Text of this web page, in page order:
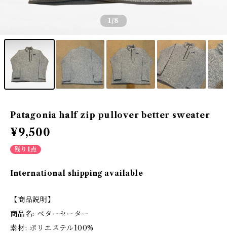
1 /8
Patagonia half zip pullover better sweater
¥9,500
残り1点
International shipping available
【商品説明】
商品名: ベターセーター
素材: ポリエステル100%